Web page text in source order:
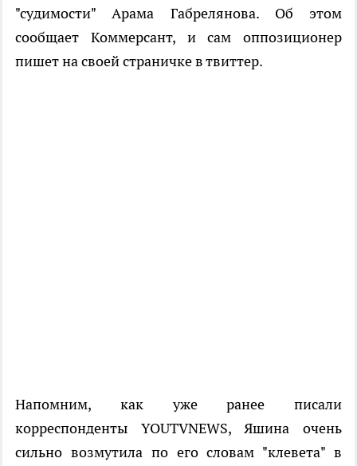
"судимости" Арама Габрелянова. Об этом
сообщает Коммерсант, и сам оппозиционер
пишет на своей страничке в твиттер.
Напомним, как уже ранее писали
корреспонденты YOUTVNEWS, Яшина очень
сильно возмутила по его словам "клевета" в